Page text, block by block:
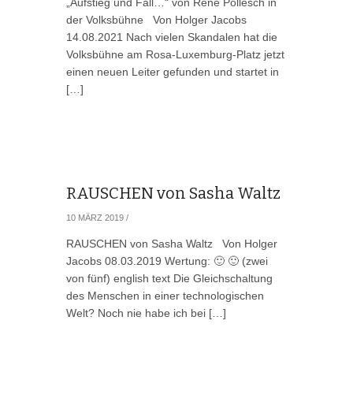
der Volksbühne Von Holger Jacobs
14.08.2021 Nach vielen Skandalen hat die
Volksbühne am Rosa-Luxemburg-Platz jetzt
einen neuen Leiter gefunden und startet in
[…]
RAUSCHEN von Sasha Waltz
10 MÄRZ 2019 /
RAUSCHEN von Sasha Waltz Von Holger
Jacobs 08.03.2019 Wertung: 🙂 🙂 (zwei
von fünf) english text Die Gleichschaltung
des Menschen in einer technologischen
Welt? Noch nie habe ich bei […]